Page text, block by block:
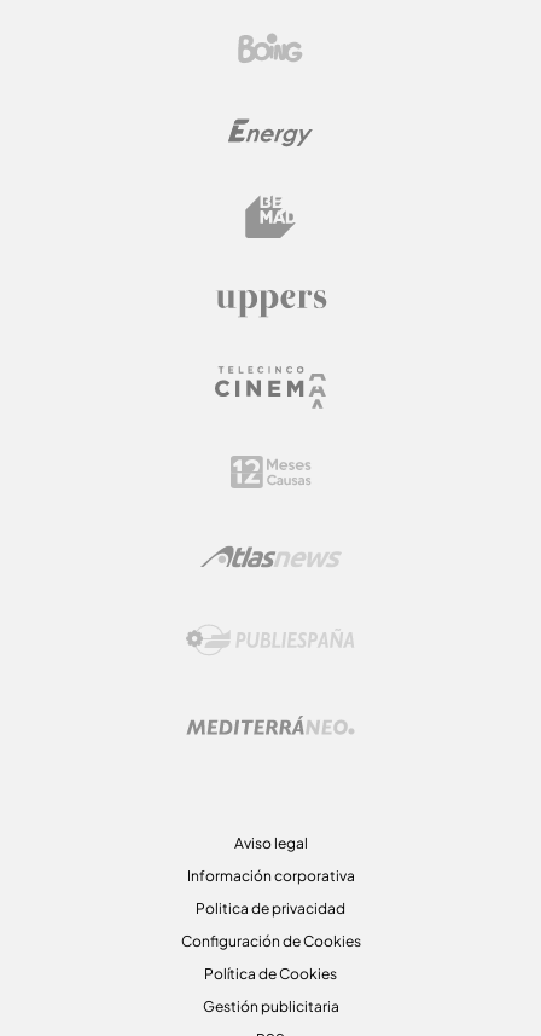
Aviso legal
Información corporativa
Politica de privacidad
Configuración de Cookies
Política de Cookies
Gestión publicitaria